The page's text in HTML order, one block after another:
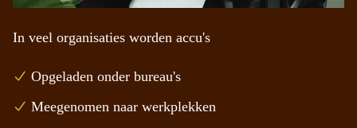
In veel organisaties worden accu's
Opgeladen onder bureau's
Meegenomen naar werkplekken